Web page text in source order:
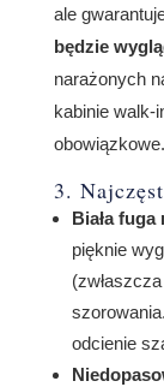
ale
będzie
narażonych
kabinie walk-
obowiązkowe.
3.
Biała fuga
pięknie
odcienie